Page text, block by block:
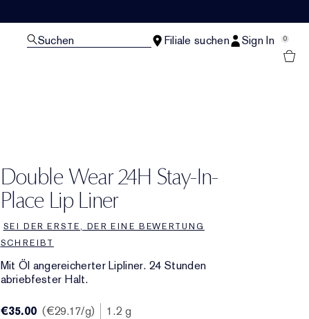
Suchen Filiale suchen Sign In 0
Double Wear 24H Stay-In-
Place Lip Liner
SEI DER ERSTE, DER EINE BEWERTUNG
SCHREIBT
Mit Öl angereicherter Lipliner. 24 Stunden
abriebfester Halt.
€35.00 €29.17/g 1.2 g